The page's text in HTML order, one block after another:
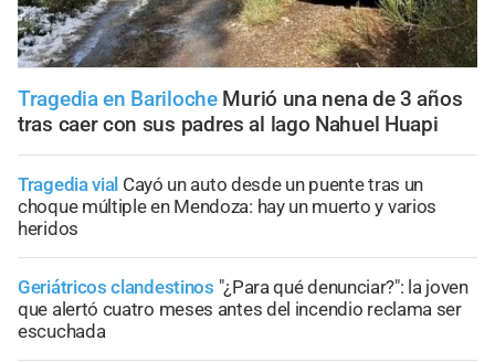
Tragedia en Bariloche Murió una nena de 3 años
tras caer con sus padres al lago Nahuel Huapi
Tragedia vial Cayó un auto desde un puente tras un
choque múltiple en Mendoza: hay un muerto y varios
heridos
Geriátricos clandestinos "¿Para qué denunciar?": la joven
que alertó cuatro meses antes del incendio reclama ser
escuchada